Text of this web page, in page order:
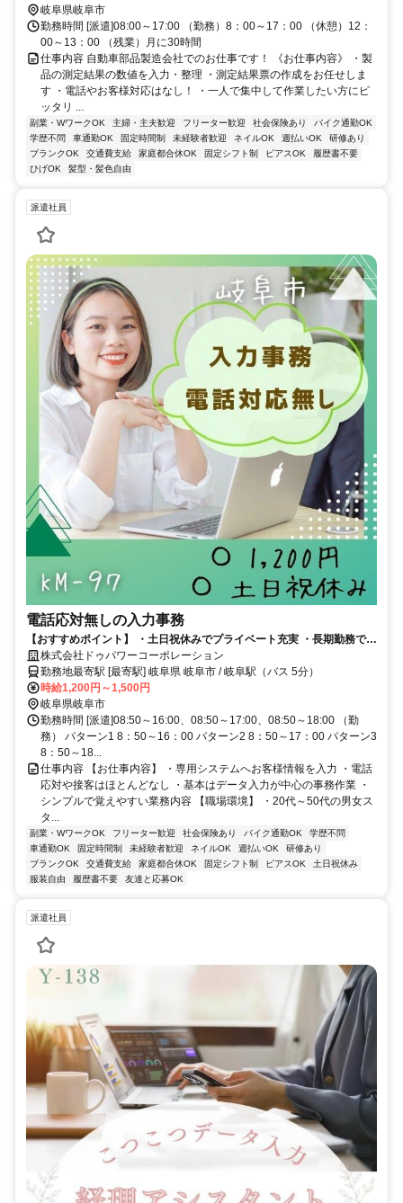
岐阜県岐阜市
勤務時間 [派遣]08:00～17:00 （勤務）8：00～17：00 （休憩）12：
00～13：00 （残業）月に30時間
仕事内容 自動車部品製造会社でのお仕事です！ 《お仕事内容》 ・製
品の測定結果の数値を入力・整理 ・測定結果票の作成をお任せしま
す ・電話やお客様対応はなし！ ・一人で集中して作業したい方にピ
ッタリ ...
副業・WワークOK 主婦・主夫歓迎 フリーター歓迎 社会保険あり
バイク通勤OK
学歴不問
車通勤OK 固定時間制 未経験者歓迎 ネイルOK 週払いOK
研修あり
ブランクOK
交通費支給 家庭都合休OK 固定シフト制 ピアスOK
履歴書不要
ひげOK
髪型・髪色自由
派遣社員
電話応対無しの入力事務
【おすすめポイント】 ・土日祝休みでプライベート充実 ・長期勤務で安
定して働ける環境 ・コツコツ作業が好きな方に最適 ・まずは見学からで
もご相談可能
株式会社ドゥパワーコーポレーション
勤務地最寄駅 [最寄駅] 岐阜県 岐阜市 / 岐阜駅（バス 5分）
時給1,200円～1,500円
岐阜県岐阜市
勤務時間 [派遣]08:50～16:00、08:50～17:00、08:50～18:00 （勤
務） パターン1 8：50～16：00 パターン2 8：50～17：00 パターン3
8：50～18...
仕事内容 【お仕事内容】 ・専用システムへお客様情報を入力 ・電話
応対や接客はほとんどなし ・基本はデータ入力が中心の事務作業 ・
シンプルで覚えやすい業務内容 【職場環境】 ・20代～50代の男女ス
タ...
副業・WワークOK フリーター歓迎 社会保険あり バイク通勤OK
学歴不問
車通勤OK
固定時間制 未経験者歓迎 ネイルOK 週払いOK
研修あり
ブランクOK
交通費支給 家庭都合休OK 固定シフト制 ピアスOK
土日祝休み
服装自由
履歴書不要 友達と応募OK
派遣社員